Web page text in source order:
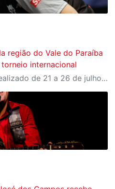
região do Vale do Paraíba
internacional
World Table Tennis será realizado de 21 a 26 de julho, em São José dos Campos